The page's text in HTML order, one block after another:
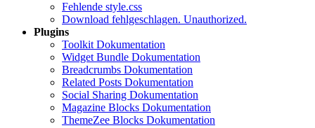
Fehlende style.css
Download fehlgeschlagen. Unauthorized.
Plugins
Toolkit Dokumentation
Widget Bundle Dokumentation
Breadcrumbs Dokumentation
Related Posts Dokumentation
Social Sharing Dokumentation
Magazine Blocks Dokumentation
ThemeZee Blocks Dokumentation